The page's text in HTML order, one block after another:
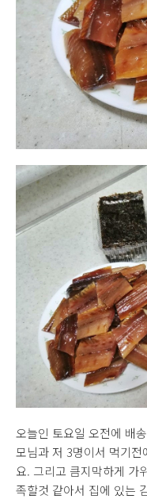
오늘인 토요일 오전에 배
모님과 저 3명이서 먹기
요. 그리고 큼지막하게 가
족할것 같아서 집에 있는